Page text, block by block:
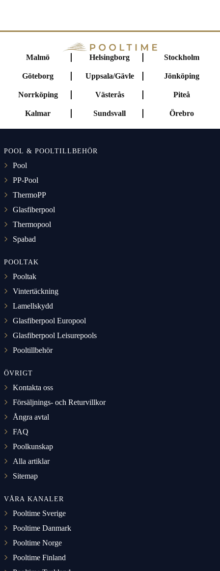
Malmö Helsingborg Stockholm
Göteborg Uppsala/Gävle Jönköping
Norrköping Västerås Piteå
Kalmar Sundsvall Örebro
POOL & POOLTILLBEHÖR
Pool
PP-Pool
ThermoPP
Glasfiberpool
Thermopool
Spabad
POOLTAK
Pooltak
Vintertäckning
Lamellskydd
Glasfiberpool Europool
Glasfiberpool Leisurepools
Pooltillbehör
ÖVRIGT
Kontakta oss
Försäljnings- och Returvillkor
Ångra avtal
FAQ
Poolkunskap
Alla artiklar
Sitemap
VÅRA KANALER
Pooltime Sverige
Pooltime Danmark
Pooltime Norge
Pooltime Finland